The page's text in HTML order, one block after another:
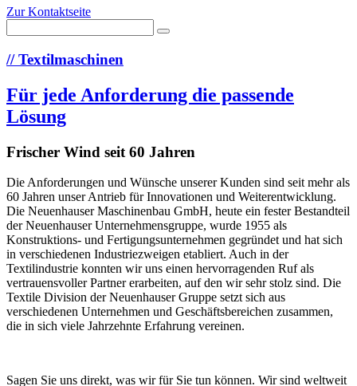
Zur Kontaktseite
//Textilmaschinen
Für jede Anforderung die passende
Lösung
Frischer Wind seit 60 Jahren
Die Anforderungen und Wünsche unserer Kunden sind seit mehr als
60 Jahren unser Antrieb für Innovationen und Weiterentwicklung.
Die Neuenhauser Maschinenbau GmbH, heute ein fester Bestandteil
der Neuenhauser Unternehmensgruppe, wurde 1955 als
Konstruktions- und Fertigungsunternehmen gegründet und hat sich
in verschiedenen Industriezweigen etabliert. Auch in der
Textilindustrie konnten wir uns einen hervorragenden Ruf als
vertrauensvoller Partner erarbeiten, auf den wir sehr stolz sind. Die
Textile Division der Neuenhauser Gruppe setzt sich aus
verschiedenen Unternehmen und Geschäftsbereichen zusammen,
die in sich viele Jahrzehnte Erfahrung vereinen.
Sagen Sie uns direkt, was wir für Sie tun können. Wir sind weltweit